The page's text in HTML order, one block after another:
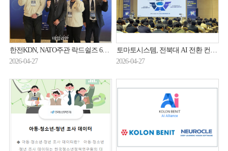
한전KDN, NATO주관 락드쉴즈 6년 연속 참가…에너지ICT 보안 '철벽 방어' 입증
2026-04-27
토마토시스템, 전북대 AI 전환 컨퍼런스서 'JUMP' 시연…대학 행정 DX 혁신 사례 공개
2026-04-27